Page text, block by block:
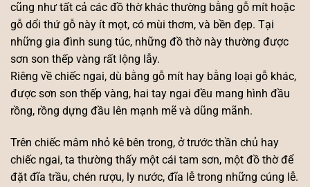
cũng như tất cả các đồ thờ khác thường bằng gỗ mít hoặc
gỗ dổi thứ gỗ này ít mọt, có mùi thơm, và bền đẹp. Tại
những gia đình sung túc, những đồ thờ này thường được
sơn son thếp vàng rất lộng lẫy.
Riêng về chiếc ngai, dù bằng gỗ mít hay bằng loại gỗ khác,
được sơn son thếp vàng, hai tay ngai đều mang hình đầu
rồng, rồng dựng đầu lên mạnh mẽ và dũng mãnh.
Trên chiếc mâm nhỏ kê bên trong, ở trước thần chủ hay
chiếc ngai, ta thường thấy một cái tam sơn, một đồ thờ để
đặt đĩa trầu, chén rượu, ly nước, đĩa lễ trong những cúng lễ.